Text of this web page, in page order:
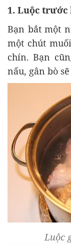
1. Luộc trước
Bạn bắt một
một chút
chín. Bạn
nấu, gân bò
Luộc